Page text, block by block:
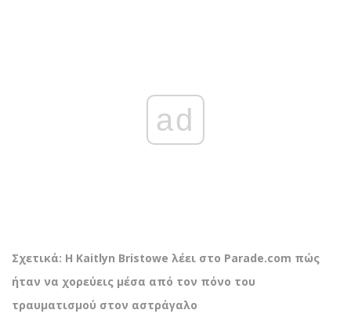
ad
Σχετικά: Η Kaitlyn Bristowe λέει στο Parade.com πώς
ήταν να χορεύεις μέσα από τον πόνο του
τραυματισμού στον αστράγαλο